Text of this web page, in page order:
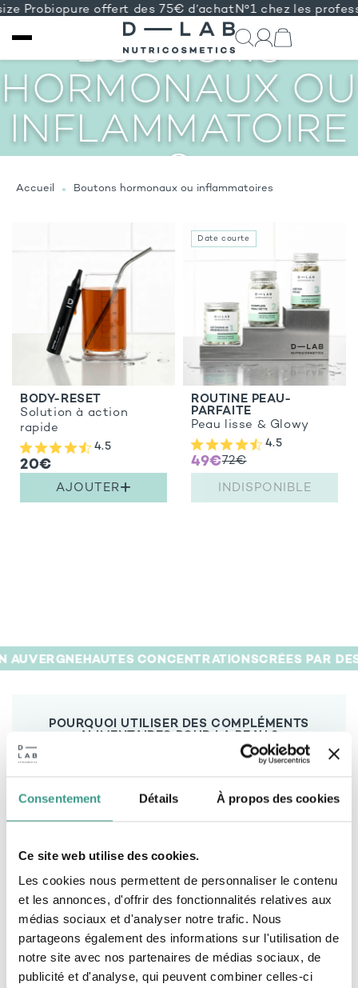
Consentement Détails À propos des cookies
Ce site web utilise des cookies.
Les cookies nous permettent de personnaliser le contenu
et les annonces, d'offrir des fonctionnalités relatives aux
médias sociaux et d'analyser notre trafic. Nous
partageons également des informations sur l'utilisation de
notre site avec nos partenaires de médias sociaux, de
publicité et d'analyse, qui peuvent combiner celles-ci
IGNORER ET
PASSER AU
CONTENU
Probiopure offert des 75€ d’achatN°1 chez les
BOUTONS
HORMONAUX OU
INFLAMMATOIRE
Accueil Boutons hormonaux ou inflammatoires
BODY-RESET
Solution à action
rapide
4.5
20€
AJOUTER
Date courte
ROUTINE PEAU-
PARFAITE
Peau lisse & Glowy
4.5
49€72€
INDISPONIBLE
HAUTES CONCENTRATIONSCRÉES PAR
POURQUOI UTILISER DES COMPLÉMENTS
ALIMENTAIRES POUR LA PEAU ?
Complément alimentaire pour la peau est un
produit conçu pour soutenir et améliorer la
d’ingrédients naturels et biodisponibles qui
nutriments essentiels que la peau nécessite
Ces compléments apportent des actifs